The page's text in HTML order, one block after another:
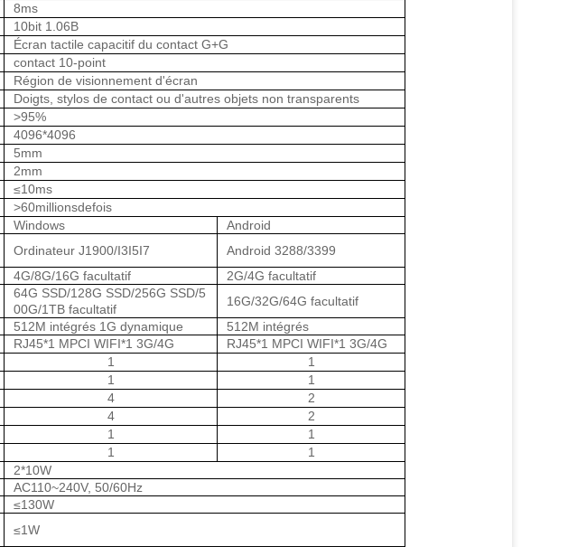
8ms
10bit 1.06B
Écran tactile capacitif du contact G+G
contact 10-point
Région de visionnement d'écran
Doigts, stylos de contact ou d'autres objets non transparents
>95%
4096*4096
5mm
2mm
≤10ms
>60millionsdefois
Windows
Android
Ordinateur J1900/I3I5I7
Android 3288/3399
4G/8G/16G facultatif
2G/4G facultatif
64G SSD/128G SSD/256G SSD/5
00G/1TB facultatif
16G/32G/64G facultatif
512M intégrés 1G dynamique 512M intégrés
RJ45*1 MPCI WIFI*1 3G/4G
RJ45*1 MPCI WIFI*1 3G/4G
1
1
1
1
4
2
4
2
1
1
1 1
2*10W
AC110~240V, 50/60Hz
≤130W
≤1W